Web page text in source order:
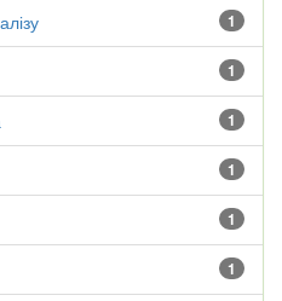
1
1
1
1
1
1